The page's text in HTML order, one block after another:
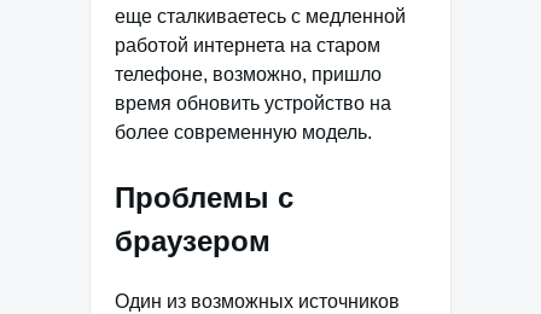
еще сталкиваетесь с медленной
работой интернета на старом
телефоне, возможно, пришло
время обновить устройство на
более современную модель.
Проблемы с
браузером
Один из возможных источников